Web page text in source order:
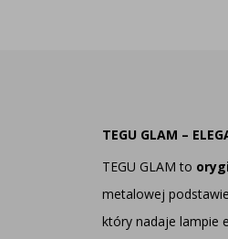
TEGU GLAM –
TEGU GLAM to
metalowej
który nadaje lampie